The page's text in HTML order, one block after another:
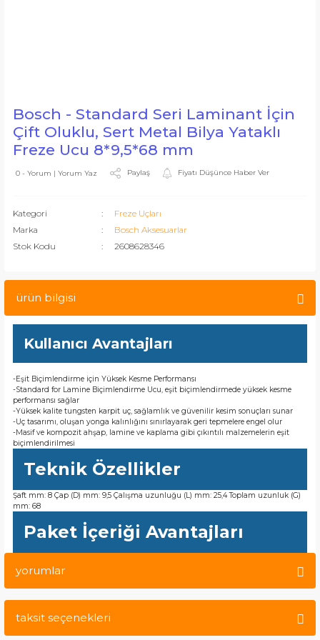
Bosch - Standard Seri Laminant İçin
Çift Oluklu, Sert Metal Bilya Yataklı
Freze Ucu 8*9,5*68 mm
0 - Yorum | Yorum Yaz Paylaş Fiyatı Düşünce Haber Ver
Kategori
Freze Uçları
Marka
Bosch Aksesuarlar
Stok Kodu
2608628346
ürün bilgisi
Kullanıcı Avantajları
-Eşit Biçimlendirme için Yüksek Kesme Performansı
-Standard for Lamine Biçimlendirme Ucu, eşit biçimlendirmede yüksek kesme
performansı sağlar
-Yüksek kalite tungsten karpit uç, sağlamlık ve güvenilir kesim sonuçları sunar
-Uç tasarımı, oluşan yonga kalınlığını sınırlayarak geri tepmelere engel olur
-Masif ve kompozit ahşap, lamine ve kaplama gibi çıkıntılı malzemelerin eşit
biçimlendirilmesi
Teknik Özellikler
Şaft mm: 8 Çap (D) mm: 9,5 Çalışma uzunluğu (L) mm: 25,4 Toplam uzunluk (G)
mm: 68
Paket İçeriği Avantajları
yorumlar
taksit seçenekleri